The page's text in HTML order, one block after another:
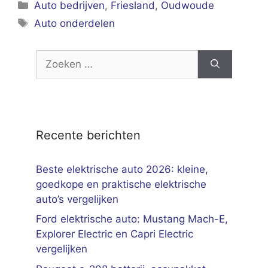
Categorieën
Auto bedrijven, Friesland , Oudwoude
Tags
Auto onderdelen
naar:
Recente berichten
Beste elektrische auto 2026: kleine,
goedkope en praktische elektrische
auto’s vergelijken
Ford elektrische auto: Mustang Mach-E,
Explorer Electric en Capri Electric
vergelijken